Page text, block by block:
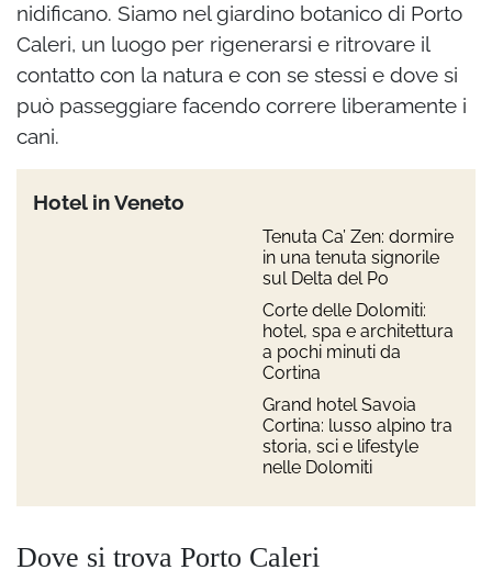
nidificano. Siamo nel giardino botanico di Porto
Caleri, un luogo per rigenerarsi e ritrovare il
contatto con la natura e con se stessi e dove si
può passeggiare facendo correre liberamente i
cani.
Hotel in Veneto
Tenuta Ca’ Zen: dormire
in una tenuta signorile
sul Delta del Po
Corte delle Dolomiti:
hotel, spa e architettura
a pochi minuti da
Cortina
Grand hotel Savoia
Cortina: lusso alpino tra
storia, sci e lifestyle
nelle Dolomiti
Dove si trova Porto Caleri